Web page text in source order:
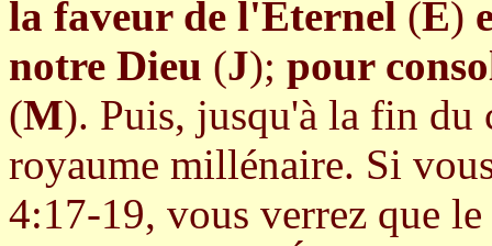
la faveur de l'Éternel (E)
notre Dieu (J); pour
(M). Puis, jusqu'à la fin du
royaume millénaire. Si
4:17-19, vous verrez que